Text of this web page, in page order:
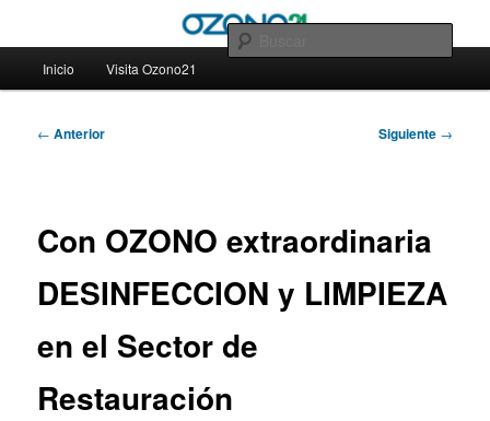
principal– Blog Ozono21
principal
Inicio Visita Ozono21
Navegación
← Anterior Siguiente →
Con OZONO extraordinaria
DESINFECCION y LIMPIEZA
en el Sector de
Restauración